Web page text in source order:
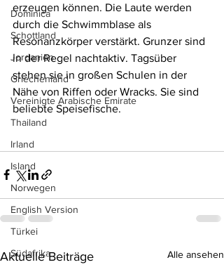
Dominica
Schottland
Jordanien
Griechenland
Vereinigte Arabische Emirate
Thailand
Irland
Island
Norwegen
English Version
Türkei
Südafrika
erzeugen können. Die Laute werden
durch die Schwimmblase als
Resonanzkörper verstärkt. Grunzer sind
in der Regel nachtaktiv. Tagsüber
stehen sie in großen Schulen in der
Nähe von Riffen oder Wracks. Sie sind
beliebte Speisefische.
Aktuelle Beiträge Alle ansehen